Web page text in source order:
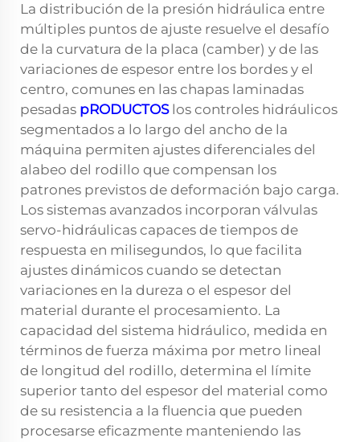
La distribución de la presión hidráulica entre
múltiples puntos de ajuste resuelve el desafío
de la curvatura de la placa (camber) y de las
variaciones de espesor entre los bordes y el
centro, comunes en las chapas laminadas
pesadas pRODUCTOS los controles hidráulicos
segmentados a lo largo del ancho de la
máquina permiten ajustes diferenciales del
alabeo del rodillo que compensan los
patrones previstos de deformación bajo carga.
Los sistemas avanzados incorporan válvulas
servo-hidráulicas capaces de tiempos de
respuesta en milisegundos, lo que facilita
ajustes dinámicos cuando se detectan
variaciones en la dureza o el espesor del
material durante el procesamiento. La
capacidad del sistema hidráulico, medida en
términos de fuerza máxima por metro lineal
de longitud del rodillo, determina el límite
superior tanto del espesor del material como
de su resistencia a la fluencia que pueden
procesarse eficazmente manteniendo las